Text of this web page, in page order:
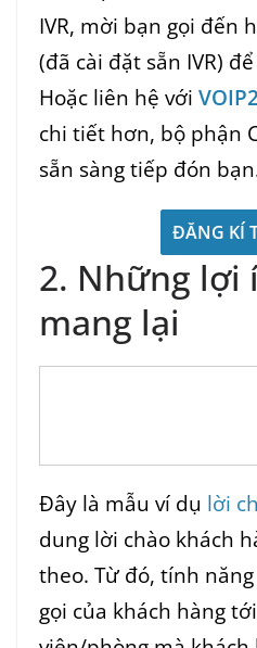
IVR, mời bạn gọi đến
(đã cài đặt sẵn IVR)
Hoặc liên hệ với
chi tiết hơn, bộ phận
sẵn sàng tiếp đón
ĐĂNG KÍ
2. Những lợi
mang lại
Đây là mẫu ví dụ lời
dung lời chào khách
theo. Từ đó, tính năng
gọi của khách hàng